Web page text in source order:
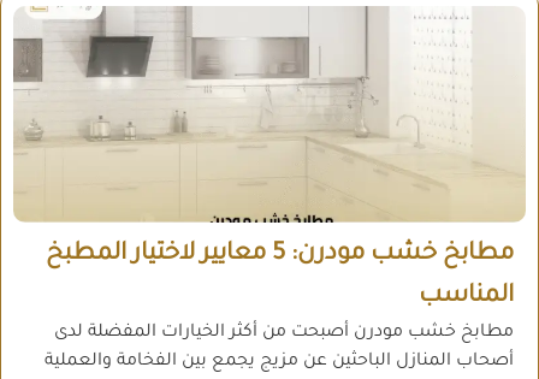
مطابخ خشب مودرن: 5 معايير لاختيار المطبخ
المناسب
مطابخ خشب مودرن أصبحت من أكثر الخيارات المفضلة لدى
أصحاب المنازل الباحثين عن مزيج يجمع بين الفخامة والعملية